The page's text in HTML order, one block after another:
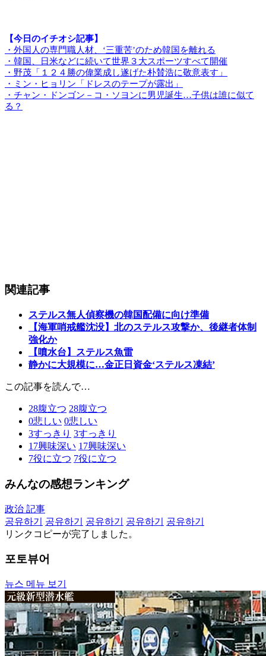
【今日のイチオシ記事】
・外国人の専門職人材、‘三重苦’のため韓国を離れる
・韓国、日米などに続いて世界３大スポーツすべて開催
・野茂「１２４勝の偉業成し遂げた朴賛浩に敬意表す」
・ミン・ヒョリン「ドレスのテープが露出」
・チャン・ドンゴン－コ・ソヨンに男児誕生…子供は誰に似て
る？
関連記事
ステルス無人偵察機の韓国配備に向け準備
【海軍哨戒艦沈没】北のステルス攻撃か、後継者体制
強化か
【噴水台】ステルス魚雷
静かに大規模に…金正日資金‘ステルス凍結’
この記事を読んで…
28腹立つ 28腹立つ
0悲しい 0悲しい
3すっきり 3すっきり
17興味深い 17興味深い
7役に立つ 7役に立つ
みんなの感想ランキング
政治 記事
공유하기
공유하기 공유하기 공유하기
공유하기
リンクコピーが完了しました。
포토뷰어
뉴스 메뉴 보기